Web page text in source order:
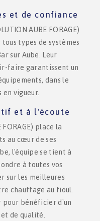
et de confiance
AUBE FORAGE)
types de systèmes
sur Aube. Leur
faire garantissent un
dans le
en vigueur.
et à l'écoute
FORAGE) place la
au cœur de ses
l'équipe se tient à
à toutes vos
sur les meilleures
chauffage au fioul.
pour bénéficier d'un
de qualité.